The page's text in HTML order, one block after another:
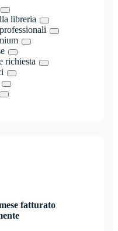
libreria
richiesta
fatturato